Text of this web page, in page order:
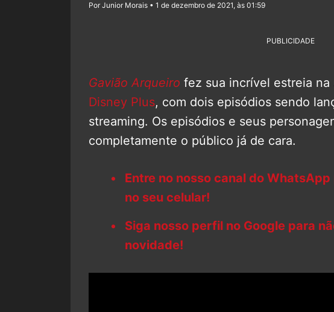
Por Junior Morais • 1 de dezembro de 2021, às 01:59
PUBLICIDADE
Gavião Arqueiro fez sua incrível estreia
Disney Plus, com dois episódios sendo
streaming. Os episódios e seus
completamente o público já de cara.
Entre no nosso canal do
no seu celular!
Siga nosso perfil no Google para
novidade!